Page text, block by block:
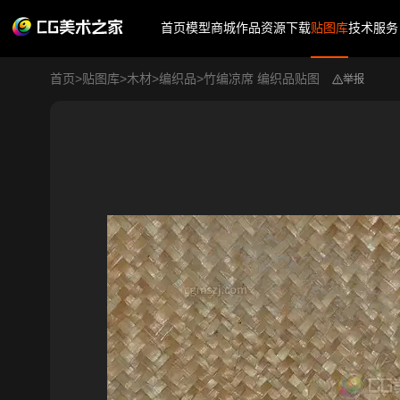
首页模型商城作品资源下载贴图库技术服务
首页>贴图库>木材>编织品>竹编凉席 编织品贴图 举报